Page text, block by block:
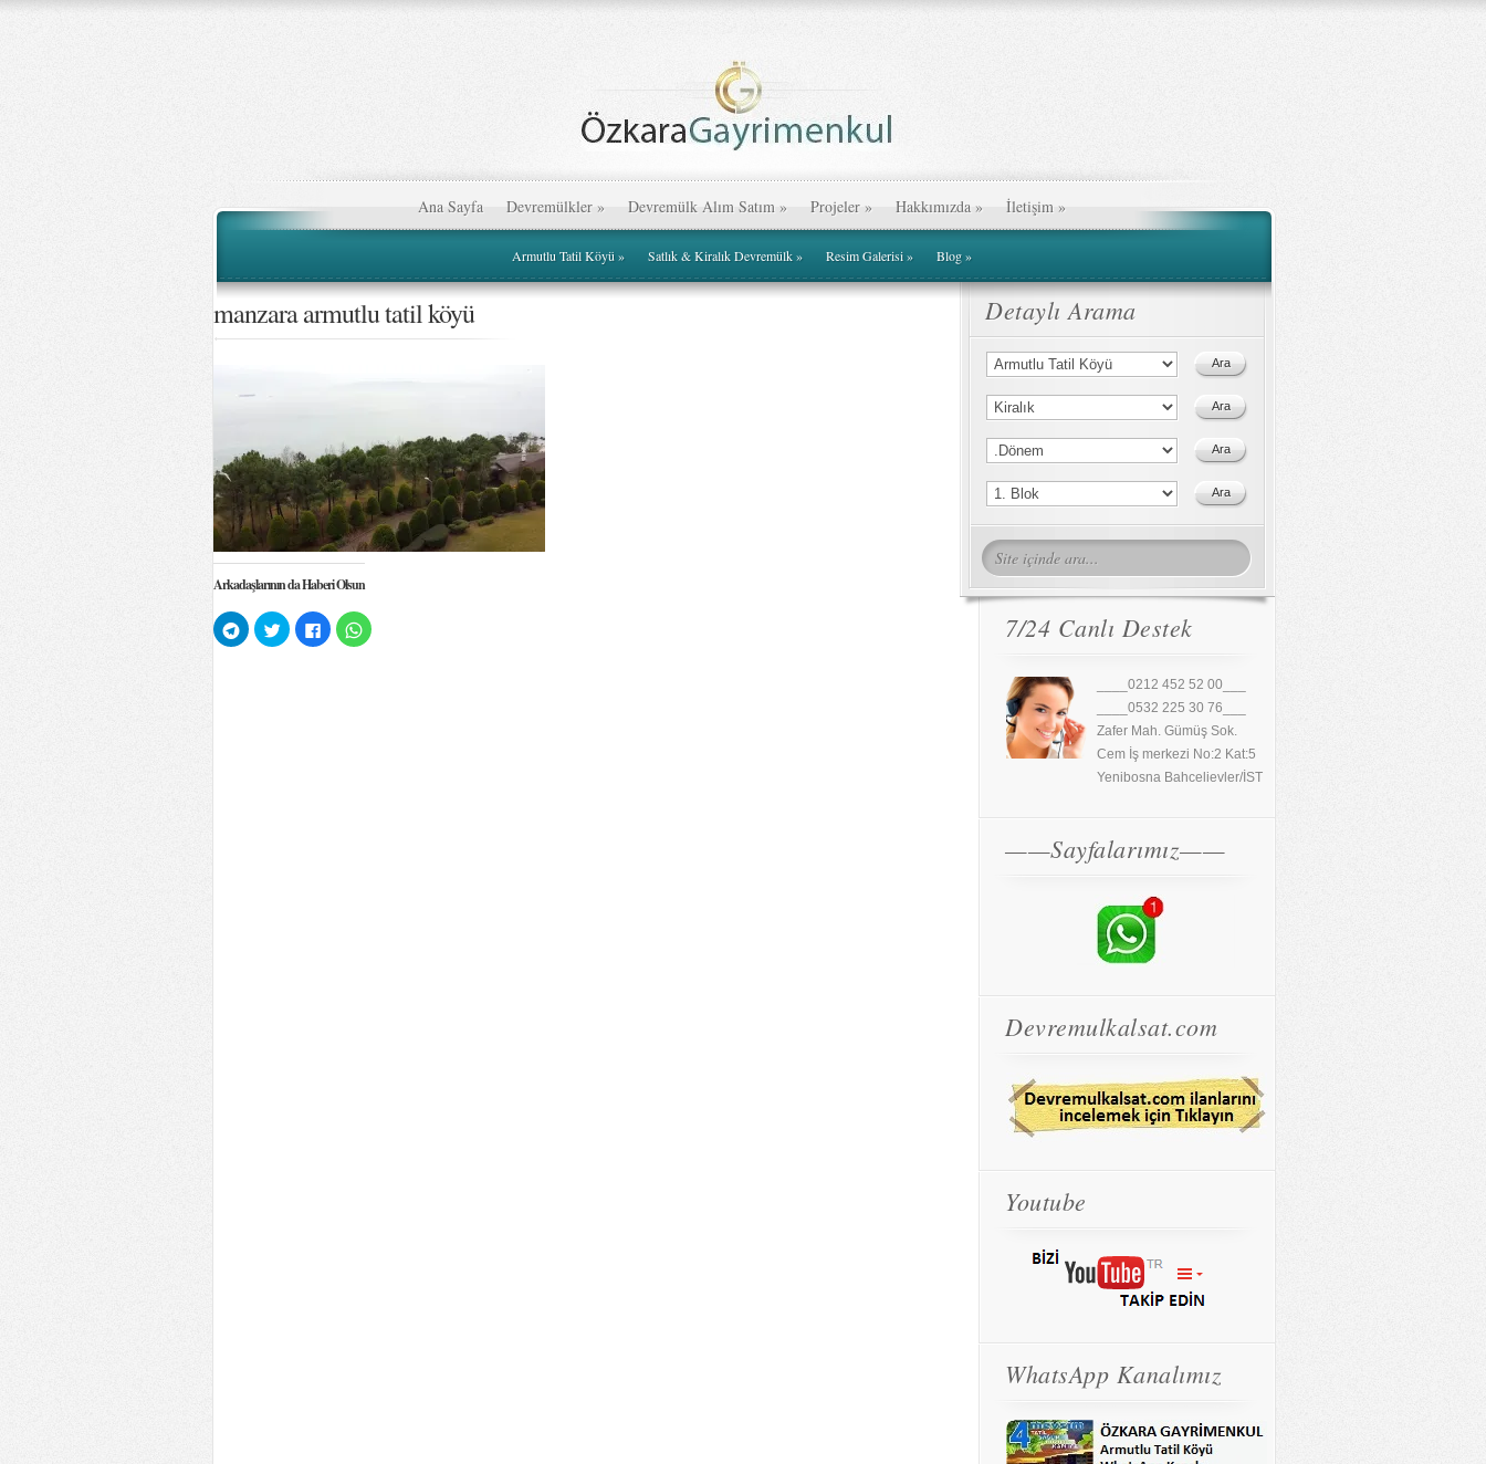
Ana Sayfa Devremülkler » Devremülk Alım Satım » Projeler » Hakkımızda » İletişim »
Armutlu Tatil Köyü» Satlık & Kiralık Devremülk» Resim Galerisi» Blog»
manzara armutlu tatil köyü
Arkadaşlarının da Haberi Olsun
Telegram'da
paylaşmak
Twitter
üzerinde
paylaşmak
Facebook'ta
paylaşmak
WhatsApp'ta
paylaşmak
Detaylı Arama
7/24 Canlı Destek
____0212 452 52 00___
____0532 225 30 76___
Zafer Mah. Gümüş Sok.
Cem İş merkezi No:2 Kat:5
Yenibosna Bahcelievler/İST
——Sayfalarımız——
Devremulkalsat.com
Youtube
WhatsApp Kanalımız